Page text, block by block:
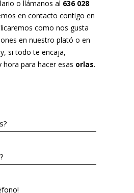
o llámanos al 636 028
en contacto contigo en
como nos gusta
en nuestro plató o en
si todo te encaja,
hora para hacer esas orlas.